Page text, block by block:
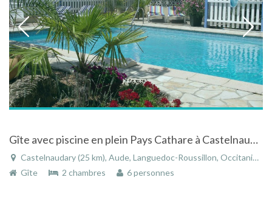
Gîte avec piscine en plein Pays Cathare à Castelnaudary dans le Languedoc-Roussillon
Castelnaudary (25 km), Aude, Languedoc-Roussillon, Occitanie, France
Gîte
2 chambres 6 personnes